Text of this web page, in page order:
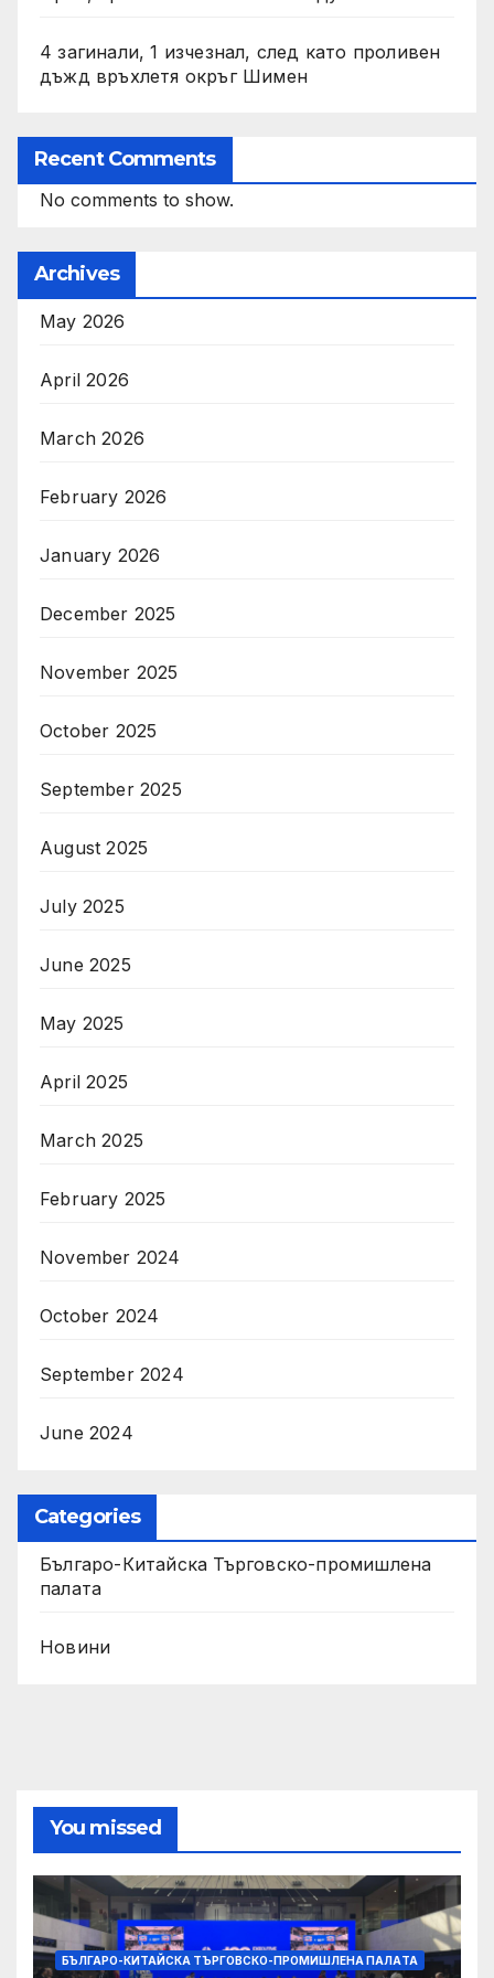
4 загинали, 1 изчезнал, след като проливен
дъжд връхлетя окръг Шимен
Recent Comments
No comments to show.
Archives
May 2026
April 2026
March 2026
February 2026
January 2026
December 2025
November 2025
October 2025
September 2025
August 2025
July 2025
June 2025
May 2025
April 2025
March 2025
February 2025
November 2024
October 2024
September 2024
June 2024
Categories
Българо-Китайска Търговско-промишлена
палaта
Новини
You missed
БЪЛГАРО-КИТАЙСКА ТЪРГОВСКО-ПРОМИШЛЕНА ПАЛAТА